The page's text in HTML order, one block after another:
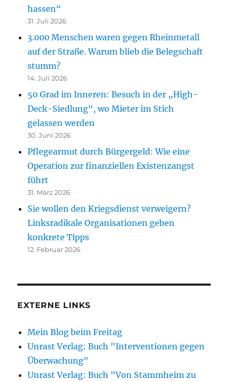
hassen“
31. Juli 2026
3.000 Menschen waren gegen Rheinmetall
auf der Straße. Warum blieb die Belegschaft
stumm?
14. Juli 2026
50 Grad im Inneren: Besuch in der „High-
Deck-Siedlung“, wo Mieter im Stich
gelassen werden
30. Juni 2026
Pflegearmut durch Bürgergeld: Wie eine
Operation zur finanziellen Existenzangst
führt
31. März 2026
Sie wollen den Kriegsdienst verweigern?
Linksradikale Organisationen geben
konkrete Tipps
12. Februar 2026
EXTERNE LINKS
Mein Blog beim Freitag
Unrast Verlag: Buch "Interventionen gegen
Überwachung"
Unrast Verlag: Buch "Von Stammheim zu